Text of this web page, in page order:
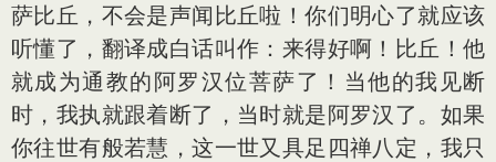
萨比丘，不会是声闻比丘啦！你们明心了就应该
听懂了，翻译成白话叫作：来得好啊！比丘！他
就成为通教的阿罗汉位菩萨了！当他的我见断
时，我执就跟着断了，当时就是阿罗汉了。如果
你往世有般若慧，这一世又具足四禅八定，我只